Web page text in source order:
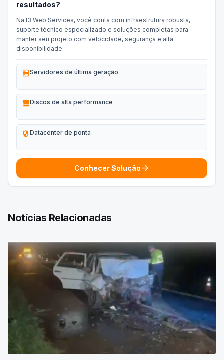
resultados?
Na I3 Web Services, você conta com infraestrutura robusta,
suporte técnico especializado e soluções completas para
manter seu projeto com velocidade, segurança e alta
disponibilidade.
dnsServidores de última geração
storageDiscos de alta performance
security Datacenter de ponta
Conhecer Solução arrow_forward
Notícias Relacionadas